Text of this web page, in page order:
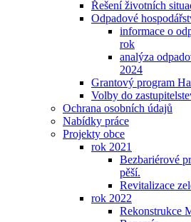
Řešení životních
Odpadové
informace o
rok
analýza
2024
Grantový program
Volby do
Ochrana osobních údajů
Nabídky práce
Projekty obce
rok 2021
Bezbariérové
pěší.
Revitalizace
rok 2022
Rekonstrukce